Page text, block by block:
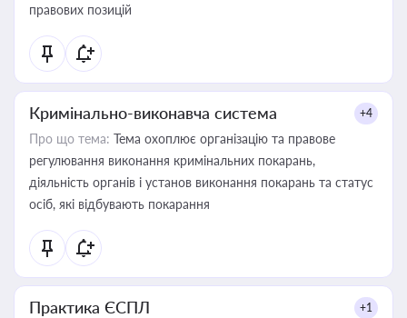
правових позицій
Кримінально-виконавча система +4
Про що тема: Тема охоплює організацію та правове
регулювання виконання кримінальних покарань,
діяльність органів і установ виконання покарань та статус
осіб, які відбувають покарання
Практика ЄСПЛ +1